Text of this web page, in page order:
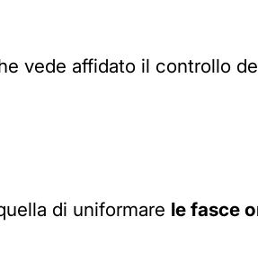
vede affidato il controllo
di uniformare le fasce